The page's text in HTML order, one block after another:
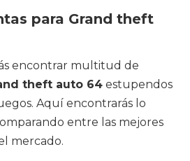
para Grand theft
encontrar multitud de
theft auto 64 estupendos
Aquí encontrarás lo
entre las mejores
mercado.